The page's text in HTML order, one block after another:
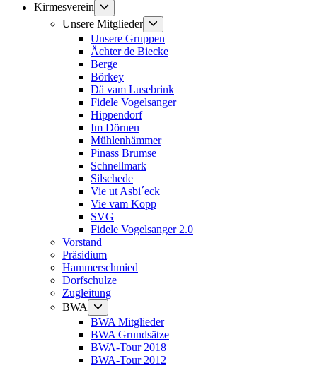
Kirmesverein
Untermenü
anzeigen
Unsere Mitglieder
anzeigen
Unsere Gruppen
Ächter de Biecke
Berge
Börkey
Dä vam Lusebrink
Fidele Vogelsanger
Hippendorf
Im Dörnen
Mühlenhämmer
Pinass Brumse
Schnellmark
Silschede
Vie ut Asbi´eck
Vie vam Kopp
SVG
Fidele Vogelsanger 2.0
Vorstand
Präsidium
Hammerschmied
Dorfschulze
Zugleitung
BWA
anzeigen
BWA Mitglieder
BWA Grundsätze
BWA-Tour 2018
BWA-Tour 2012